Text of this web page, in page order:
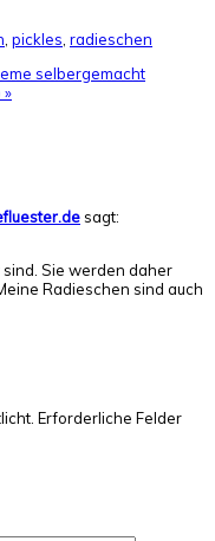
pickles radieschen
selbergemacht
sagt:
Sie werden daher
Radieschen sind auch
Erforderliche Felder